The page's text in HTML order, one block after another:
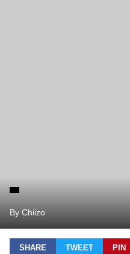
By Chiizo
SHARE TWEET PIN